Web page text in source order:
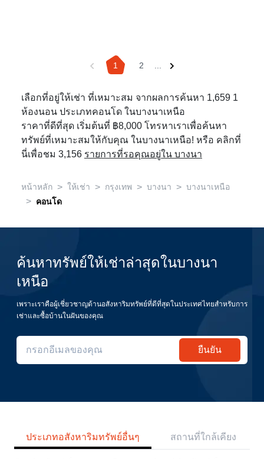
1 2 ...
เลือกที่อยู่ให้เช่า ที่เหมาะสม จากผลการค้นหา 1,659 1
ห้องนอน ประเภทคอนโด ในบางนาเหนือ
ราคาที่ดีที่สุด เริ่มต้นที่ ฿8,000 โทรหาเราเพื่อค้นหา
ทรัพย์ที่เหมาะสมให้กับคุณ ในบางนาเหนือ! หรือ คลิกที่
นี่เพื่อชม 3,156 รายการที่รอคุณอยู่ใน บางนา
หน้าหลัก > ให้เช่า > กรุงเทพ > บางนา > บางนาเหนือ
> คอนโด
ค้นหาทรัพย์ให้เช่าล่าสุดในบางนา
เหนือ
เพราะเราคือผู้เชี่ยวชาญด้านอสังหาริมทรัพย์ที่ดีที่สุดในประเทศไทยสำหรับการ
เช่าและซื้อบ้านในฝันของคุณ
ยืนยัน
ประเภทอสังหาริมทรัพย์อื่นๆ สถานที่ใกล้เคียง